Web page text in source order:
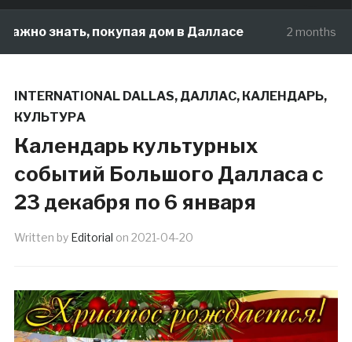
покупая дом в Далласе 2 months ago Как
INTERNATIONAL DALLAS, ДАЛЛАС, КАЛЕНДАРЬ,
КУЛЬТУРА
Календарь культурных
событий Большого Далласа c
23 декабря по 6 января
Written by Editorial on 2021-04-20